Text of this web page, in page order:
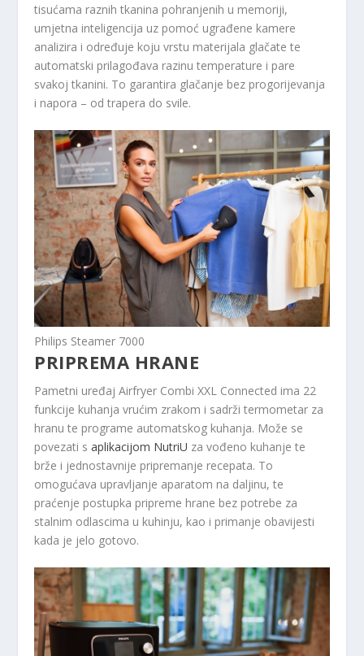
tisućama raznih tkanina pohranjenih u memoriji,
umjetna inteligencija uz pomoć ugrađene kamere
analizira i određuje koju vrstu materijala glačate te
automatski prilagođava razinu temperature i pare
svakoj tkanini. To garantira glačanje bez progorijevanja
i napora – od trapera do svile.
Philips Steamer 7000
PRIPREMA HRANE
Pametni uređaj Airfryer Combi XXL Connected ima 22
funkcije kuhanja vrućim zrakom i sadrži termometar za
hranu te programe automatskog kuhanja. Može se
povezati saplikacijom NutriU za vođeno kuhanje te
brže i jednostavnije pripremanje recepata. To
omogućava upravljanje aparatom na daljinu, te
praćenje postupka pripreme hrane bez potrebe za
stalnim odlascima u kuhinju, kao i primanje obavijesti
kada je jelo gotovo.